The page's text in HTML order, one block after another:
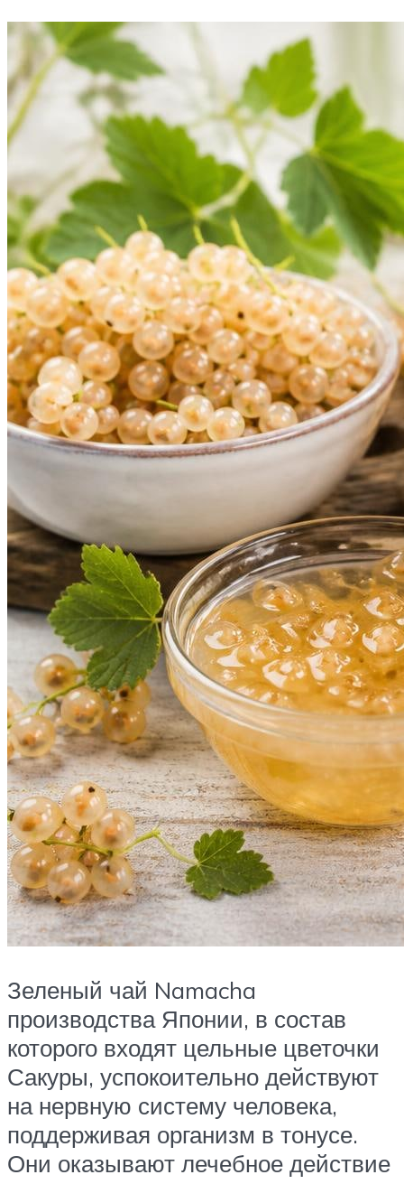
Зеленый чай Namacha
производства Японии, в состав
которого входят цельные цветочки
Сакуры, успокоительно действуют
на нервную систему человека,
поддерживая организм в тонусе.
Они оказывают лечебное действие